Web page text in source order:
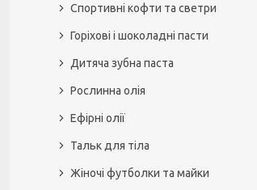
Спортивні кофти та светри
Горіхові і шоколадні пасти
Дитяча зубна паста
Рослинна олія
Ефірні олії
Тальк для тіла
Жіночі футболки та майки